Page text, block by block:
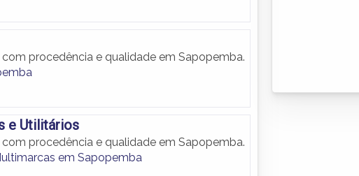
procedência e qualidade em Sapopemba.
e Utilitários
procedência e qualidade em Sapopemba.
em Sapopemba